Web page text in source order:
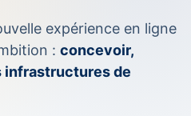
expérience en ligne
: concevoir,
infrastructures de